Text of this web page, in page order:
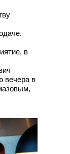
в
вечера в